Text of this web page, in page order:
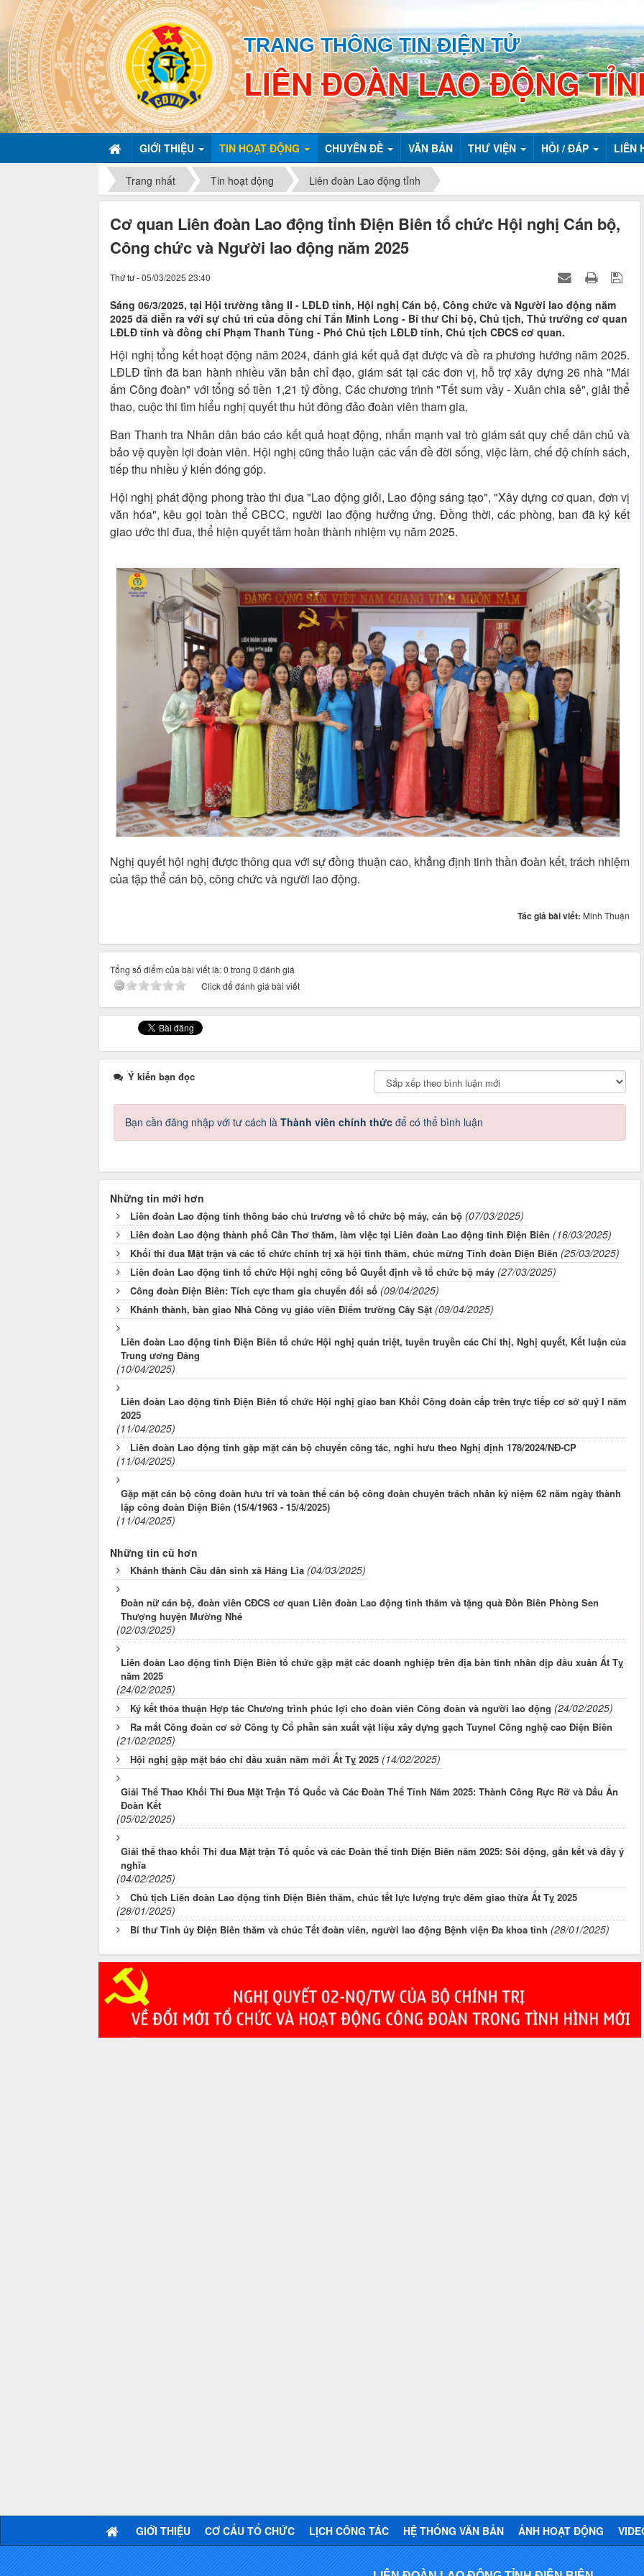
TRANG THÔNG TIN ĐIỆN TỬ
LIÊN ĐOÀN LAO ĐỘNG
GIỚI THIỆU TIN HOẠT ĐỘNG CHUYÊN ĐỀ VĂN BẢN THƯ VIỆN HỎI / ĐÁP LIÊN
Trang nhất Tin hoạt động Liên đoàn Lao động tỉnh
Cơ quan Liên đoàn Lao động tỉnh Điện Biên tổ chức Hội nghị Cán bộ,
Công chức và Người lao động năm 2025
Thứ tư - 05/03/2025 23:40
Sáng 06/3/2025, tại Hội trường tầng II - LĐLĐ tỉnh, Hội nghị Cán bộ, Công chức và Người lao động năm
2025 đã diễn ra với sự chủ trì của đồng chí Tẩn Minh Long - Bí thư Chi bộ, Chủ tịch, Thủ trưởng cơ quan
LĐLĐ tỉnh và đồng chí Phạm Thanh Tùng - Phó Chủ tịch LĐLĐ tỉnh, Chủ tịch CĐCS cơ quan.
Hội nghị tổng kết hoạt động năm 2024, đánh giá kết quả đạt được và đề ra phương hướng năm 2025.
LĐLĐ tỉnh đã ban hành nhiều văn bản chỉ đạo, giám sát tại các đơn vị, hỗ trợ xây dựng 26 nhà "Mái
ấm Công đoàn" với tổng số tiền 1,21 tỷ đồng. Các chương trình "Tết sum vầy - Xuân chia sẻ", giải thể
thao, cuộc thi tìm hiểu nghị quyết thu hút đông đảo đoàn viên tham gia.
Ban Thanh tra Nhân dân báo cáo kết quả hoạt động, nhấn mạnh vai trò giám sát quy chế dân chủ và
bảo vệ quyền lợi đoàn viên. Hội nghị cũng thảo luận các vấn đề đời sống, việc làm, chế độ chính sách,
tiếp thu nhiều ý kiến đóng góp.
Hội nghị phát động phong trào thi đua "Lao động giỏi, Lao động sáng tạo", "Xây dựng cơ quan, đơn vị
văn hóa", kêu gọi toàn thể CBCC, người lao động hưởng ứng. Đồng thời, các phòng, ban đã ký kết
giao ước thi đua, thể hiện quyết tâm hoàn thành nhiệm vụ năm 2025.
Nghị quyết hội nghị được thông qua với sự đồng thuận cao, khẳng định tinh thần đoàn kết, trách nhiệm
của tập thể cán bộ, công chức và người lao động.
Tác giả bài viết: Minh Thuận
Tổng số điểm của bài viết là: 0 trong 0 đánh giá
Click để đánh giá bài viết
Ý kiến bạn đọc
Bạn cần đăng nhập với tư cách là Thành viên chính thức để có thể bình luận
Những tin mới hơn
Liên đoàn Lao động tỉnh thông báo chủ trương về tổ chức bộ máy, cán bộ (07/03/2025)
Liên đoàn Lao động thành phố Cần Thơ thăm, làm việc tại Liên đoàn Lao động tỉnh Điện Biên (16/03/2025)
Khối thi đua Mặt trận và các tổ chức chính trị xã hội tỉnh thăm, chúc mừng Tỉnh đoàn Điện Biên (25/03/2025)
Liên đoàn Lao động tỉnh tổ chức Hội nghị công bố Quyết định về tổ chức bộ máy (27/03/2025)
Công đoàn Điện Biên: Tích cực tham gia chuyển đổi số (09/04/2025)
Khánh thành, bàn giao Nhà Công vụ giáo viên Điểm trường Cây Sặt (09/04/2025)
Liên đoàn Lao động tỉnh Điện Biên tổ chức Hội nghị quán triệt, tuyên truyền các Chỉ thị, Nghị quyết, Kết luận của
Trung ương Đảng
(10/04/2025)
Liên đoàn Lao động tỉnh Điện Biên tổ chức Hội nghị giao ban Khối Công đoàn cấp trên trực tiếp cơ sở quý I năm
2025
(11/04/2025)
Liên đoàn Lao động tỉnh gặp mặt cán bộ chuyển công tác, nghỉ hưu theo Nghị định 178/2024/NĐ-CP
(11/04/2025)
Gặp mặt cán bộ công đoàn hưu trí và toàn thể cán bộ công đoàn chuyên trách nhân kỷ niệm 62 năm ngày thành
lập công đoàn Điện Biên (15/4/1963 - 15/4/2025)
(11/04/2025)
Những tin cũ hơn
Khánh thành Cầu dân sinh xã Háng Lìa (04/03/2025)
Đoàn nữ cán bộ, đoàn viên CĐCS cơ quan Liên đoàn Lao động tỉnh thăm và tặng quà Đồn Biên Phòng Sen
Thượng huyện Mường Nhé
(02/03/2025)
Liên đoàn Lao động tỉnh Điện Biên tổ chức gặp mặt các doanh nghiệp trên địa bàn tỉnh nhân dịp đầu xuân Ất Tỵ
năm 2025
(24/02/2025)
Ký kết thỏa thuận Hợp tác Chương trình phúc lợi cho đoàn viên Công đoàn và người lao động (24/02/2025)
Ra mắt Công đoàn cơ sở Công ty Cổ phần sản xuất vật liệu xây dựng gạch Tuynel Công nghệ cao Điện Biên
(21/02/2025)
Hội nghị gặp mặt báo chí đầu xuân năm mới Ất Tỵ 2025 (14/02/2025)
Giải Thể Thao Khối Thi Đua Mặt Trận Tổ Quốc và Các Đoàn Thể Tỉnh Năm 2025: Thành Công Rực Rỡ và Dấu Ấn
Đoàn Kết
(05/02/2025)
Giải thể thao khối Thi đua Mặt trận Tổ quốc và các Đoàn thể tỉnh Điện Biên năm 2025: Sôi động, gắn kết và đầy ý
nghĩa
(04/02/2025)
Chủ tịch Liên đoàn Lao động tỉnh Điện Biên thăm, chúc tết lực lượng trực đêm giao thừa Ất Tỵ 2025
(28/01/2025)
Bí thư Tỉnh ủy Điện Biên thăm và chúc Tết đoàn viên, người lao động Bệnh viện Đa khoa tỉnh (28/01/2025)
GIỚI THIỆU CƠ CẤU TỔ CHỨC LỊCH CÔNG TÁC HỆ THỐNG VĂN BẢN ẢNH HOẠT ĐỘNG